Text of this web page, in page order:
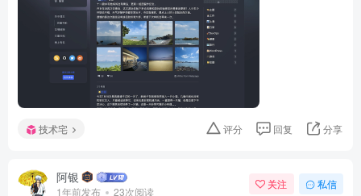
技术宅 评分 回复 分享
阿银
1年前发布 23次阅读
关注 私信